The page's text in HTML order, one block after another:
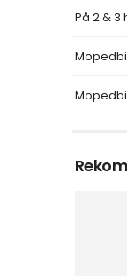
På 2 & 3